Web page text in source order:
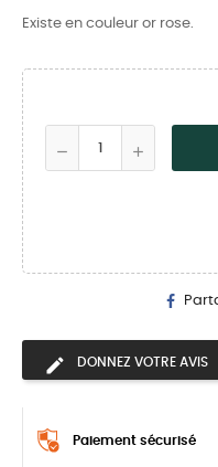
Existe en couleur or rose.
DONNEZ VOTRE AVIS
Paiement sécurisé